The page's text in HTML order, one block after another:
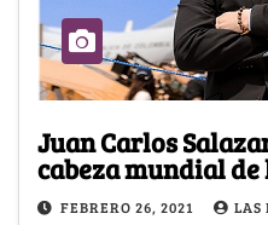
Juan Carlos
cabeza mundial
FEBRERO 26, 2021 LAS